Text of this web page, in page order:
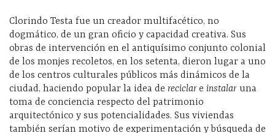
Clorindo Testa fue un creador multifacético, no
dogmático, de un gran oficio y capacidad creativa. Sus
obras de intervención en el antiquísimo conjunto colonial
de los monjes recoletos, en los setenta, dieron lugar a uno
de los centros culturales públicos más dinámicos de la
ciudad, haciendo popular la idea de reciclare instalar una
toma de conciencia respecto del patrimonio
arquitectónico y sus potencialidades. Sus viviendas
también serían motivo de experimentación y búsqueda de